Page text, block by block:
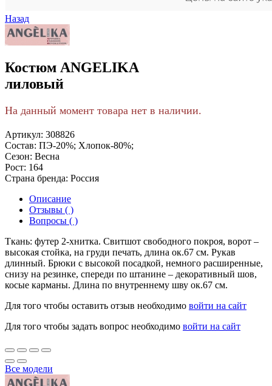
Назад
Костюм ANGELIKA
лиловый
На данный момент товара нет в наличии.
Артикул: 308826
Состав: ПЭ-20%; Хлопок-80%;
Сезон: Весна
Рост: 164
Страна бренда: Россия
Описание
Отзывы ( )
Вопросы ( )
Ткань: футер 2-хнитка. Свитшот свободного покроя, ворот –
высокая стойка, на груди печать, длина ок.67 см. Рукав
длинный. Брюки с высокой посадкой, немного расширенные,
снизу на резинке, спереди по штанине – декоративный шов,
косые карманы. Длина по внутреннему шву ок.67 см.
Для того чтобы оставить отзыв необходимо войти на сайт
Для того чтобы задать вопрос необходимо войти на сайт
Все модели